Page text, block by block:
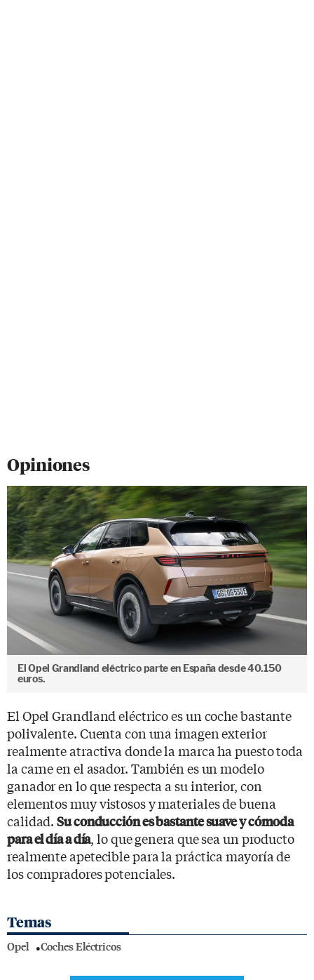
Opiniones
El Opel Grandland eléctrico parte en España desde 40.150
euros.
El Opel Grandland eléctrico es un coche bastante
polivalente. Cuenta con una imagen exterior
realmente atractiva donde la marca ha puesto toda
la carne en el asador. También es un modelo
ganador en lo que respecta a su interior, con
elementos muy vistosos y materiales de buena
calidad.Su conducción es bastante suave y cómoda
para el día a día, lo que genera que sea un producto
realmente apetecible para la práctica mayoría de
los compradores potenciales.
Temas
Opel Coches Eléctricos